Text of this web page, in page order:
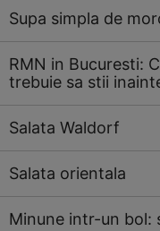
Supa simpla de
RMN in Bucuresti:
trebuie sa stii
Salata Waldorf
Salata orientala
Minune intr-un bol: